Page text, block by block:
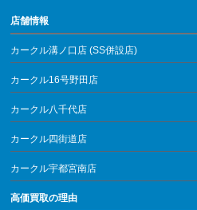
店舗情報
カークル溝ノ口店 (SS併設店)
カークル16号野田店
カークル八千代店
カークル四街道店
カークル宇都宮南店
高価買取の理由